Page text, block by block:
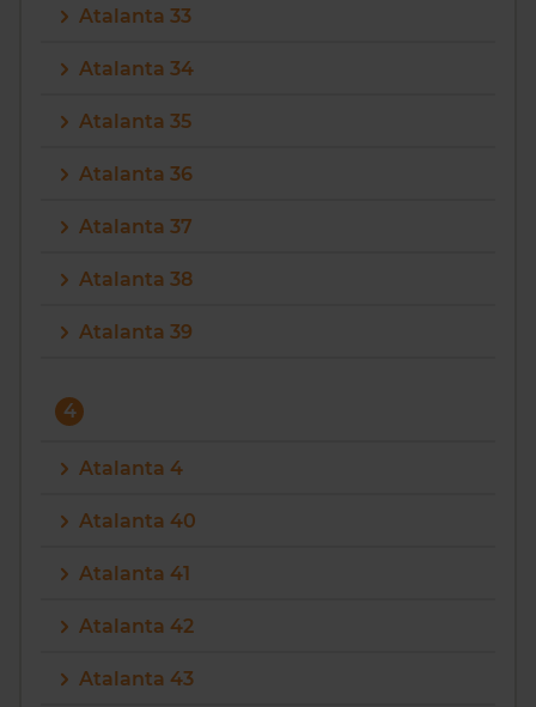
Atalanta 33
Atalanta 34
Atalanta 35
Atalanta 36
Atalanta 37
Atalanta 38
Atalanta 39
4
Atalanta 4
Atalanta 40
Atalanta 41
Atalanta 42
Atalanta 43